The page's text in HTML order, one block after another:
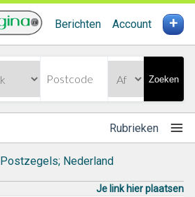
Berichten Account +
Zoeken
Rubrieken
Postzegels; Nederland
Je link hier plaatsen